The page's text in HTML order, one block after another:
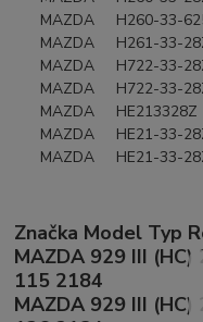
MAZDA H260-33-
MAZDA H261-33-
MAZDA H722-33-
MAZDA H722-33-
MAZDA HE213328Z
MAZDA HE21-33-
MAZDA HE21-33-
Značka Model Typ
MAZDA 929 III
115 2184
MAZDA 929 III